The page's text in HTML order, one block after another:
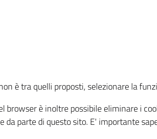
è tra quelli proposti, selezionare la
browser è inoltre possibile eliminare i
da parte di questo sito. E' importante